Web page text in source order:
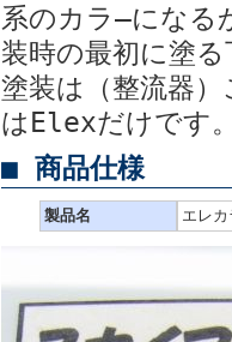
系のカラ―にな
装時の最初に塗
塗装は（整流器
はElexだけです
■ 商品仕様
製品名 エレ